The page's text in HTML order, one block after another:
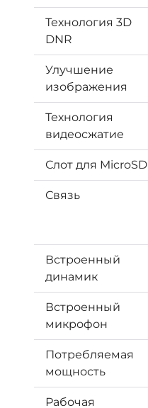
Технология 3D
DNR
Улучшение
изображения
Технология
видеосжатие
Слот для MicroSD
Связь
Встроенный
динамик
Встроенный
микрофон
Потребляемая
мощность
Рабочая